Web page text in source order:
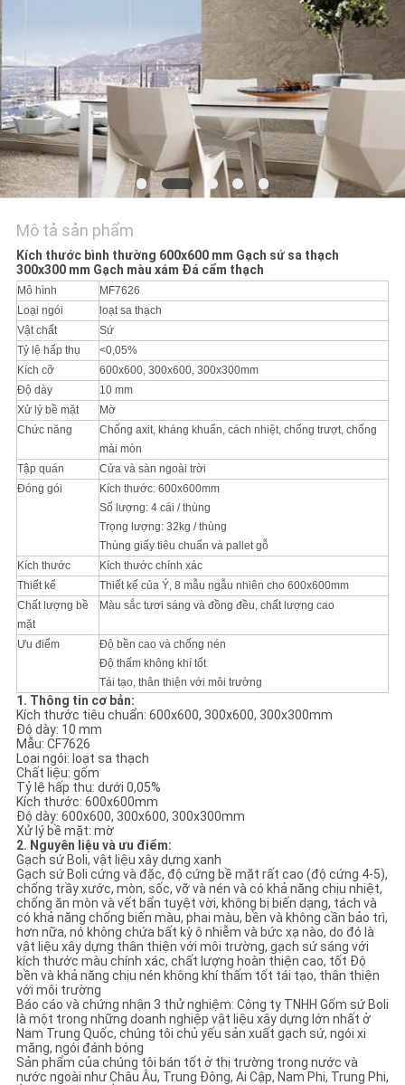
CẦU
ĐẶT
GIÁ
SƠ
ĐỒ
TRANG
WEB
CHÍNH
SÁCH
BẢO
MẬT
Mô tả sản phẩm
Kích thước bình thường 600x600 mm Gạch sứ sa thạch
300x300 mm Gạch màu xám Đá cẩm thạch
Mô hình
MF7626
Loại ngói
loạt sa thạch
Vật chất
Sứ
Tỷ lệ hấp thụ
<0,05%
Kích cỡ
600x600, 300x600, 300x300mm
Độ dày
10 mm
Xử lý bề mặt
Mờ
Chức năng
Chống axit, kháng khuẩn, cách nhiệt, chống trượt, chống
mài mòn
Tập quán
Cửa và sàn ngoài trời
Đóng gói
Kích thước: 600x600mm
Số lượng: 4 cái / thùng
Trọng lượng: 32kg / thùng
Thùng giấy tiêu chuẩn và pallet gỗ
Kích thước
Kích thước chính xác
Thiết kế
Thiết kế của Ý, 8 mẫu ngẫu nhiên cho 600x600mm
Chất lượng bề
mặt
Màu sắc tươi sáng và đồng đều, chất lượng cao
Ưu điểm
Độ bền cao và chống nén
Độ thấm không khí tốt
Tái tạo, thân thiện với môi trường
1. Thông tin cơ bản:
Kích thước tiêu chuẩn: 600x600, 300x600, 300x300mm
Độ dày: 10 mm
Mẫu: CF7626
Loại ngói: loạt sa thạch
Chất liệu: gốm
Tỷ lệ hấp thụ: dưới 0,05%
Kích thước: 600x600mm
Độ dày: 600x600, 300x600, 300x300mm
Xử lý bề mặt: mờ
2. Nguyên liệu và ưu điểm:
Gạch sứ Boli, vật liệu xây dựng xanh
Gạch sứ Boli cứng và đặc, độ cứng bề mặt rất cao (độ cứng 4-5),
chống trầy xước, mòn, sốc, vỡ và nén và có khả năng chịu nhiệt,
chống ăn mòn và vết bẩn tuyệt vời, không bị biến dạng, tách và
có khả năng chống biến màu, phai màu, bền và không cần bảo trì,
hơn nữa, nó không chứa bất kỳ ô nhiễm và bức xạ nào, do đó là
vật liệu xây dựng thân thiện với môi trường, gạch sứ sáng với
kích thước màu chính xác, chất lượng hoàn thiện cao, tốt Độ
bền và khả năng chịu nén không khí thấm tốt tái tạo, thân thiện
với môi trường
Báo cáo và chứng nhận 3 thử nghiệm: Công ty TNHH Gốm sứ Boli
là một trong những doanh nghiệp vật liệu xây dựng lớn nhất ở
Nam Trung Quốc, chúng tôi chủ yếu sản xuất gạch sứ, ngói xi
măng, ngói đánh bóng
Sản phẩm của chúng tôi bán tốt ở thị trường trong nước và
nước ngoài như Châu Âu, Trung Đông, Ai Cập, Nam Phi, Trung Phi,